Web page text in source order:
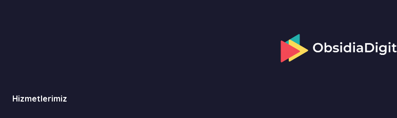
Hizmetlerimiz